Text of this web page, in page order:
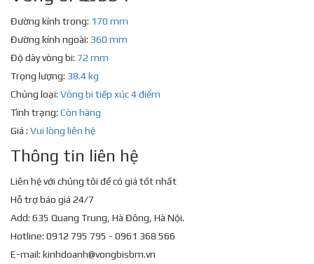
Đường kính trong: 170 mm
Đường kính ngoài: 360 mm
Độ dày vòng bi: 72 mm
Trọng lượng: 38.4 kg
Chủng loại: Vòng bi tiếp xúc 4 điểm
Tình trạng: Còn hàng
Giá : Vui lòng liên hệ
Thông tin liên hệ
Liên hệ với chúng tôi để có giá tốt nhất
Hỗ trợ báo giá 24/7
Add: 635 Quang Trung, Hà Đông, Hà Nội.
Hotline: 0912 795 795 - 0961 368 566
E-mail: kinhdoanh@vongbisbm.vn